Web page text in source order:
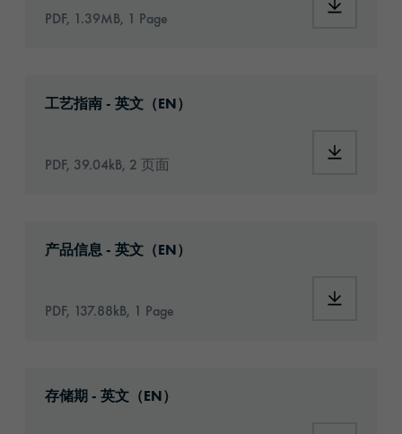
PDF, 1.39MB, 1 Page
工艺指南 - 英文（EN）
PDF, 39.04kB, 2 页面
产品信息 - 英文（EN）
PDF, 137.88kB, 1 Page
存储期 - 英文（EN）